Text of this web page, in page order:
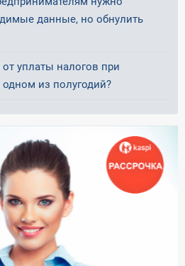
данные, но обнулить
уплаты налогов при
из полугодий?